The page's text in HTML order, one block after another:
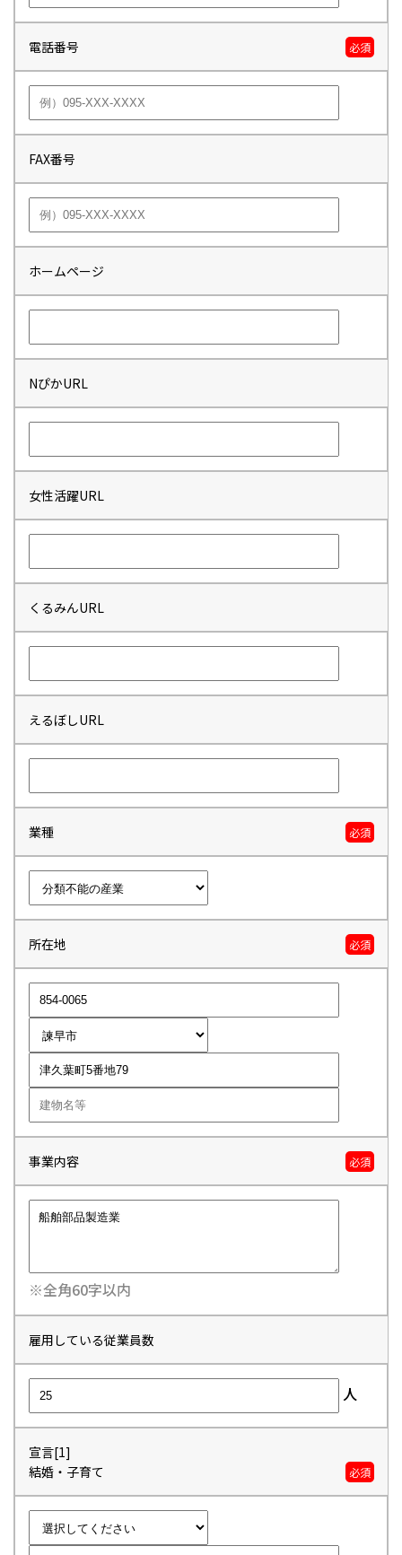
電話番号 必須
FAX番号
ホームページ
NぴかURL
女性活躍URL
くるみんURL
えるぼしURL
業種 必須
所在地 必須
事業内容 必須
※全角60字以内
雇用している従業員数
人
宣言[1]
結婚・子育て
必須